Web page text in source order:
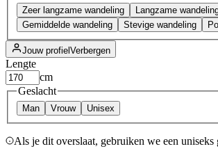
Zeer langzame wandeling
Langzame
Gemiddelde wandeling
Stevige wandeling
Jouw profielVerbergen
Lengte
cm
Geslacht
Man Vrouw Unisex
Als je dit overslaat, gebruiken we een uniseks